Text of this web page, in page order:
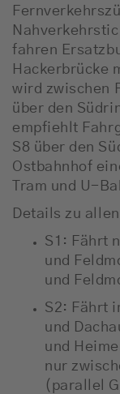
fahren
Hackerbrücke
wird zwischen
über den
empfiehlt
S8 über den
Ostbahnhof
Tram und U-
Details zu
S1: Fährt
und
und
S2: Fährt
und
und
nur
(parallel